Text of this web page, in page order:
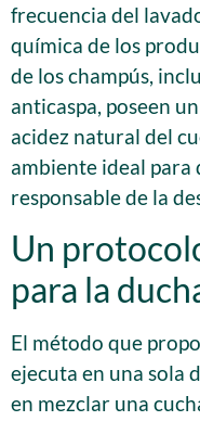
frecuencia del
química de los
de los champús,
anticaspa, poseen
acidez natural del
ambiente ideal
responsable de la
Un
para la
El método que
ejecuta en una sola
en mezclar una